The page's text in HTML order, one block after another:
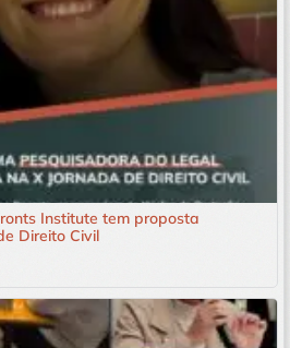
Institute tem proposta
Direito Civil